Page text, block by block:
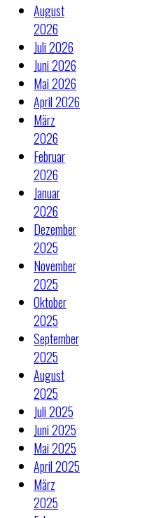
August
2026
Juli 2026
Juni 2026
Mai 2026
April 2026
März
2026
Februar
2026
Januar
2026
Dezember
2025
November
2025
Oktober
2025
September
2025
August
2025
Juli 2025
Juni 2025
Mai 2025
April 2025
März
2025